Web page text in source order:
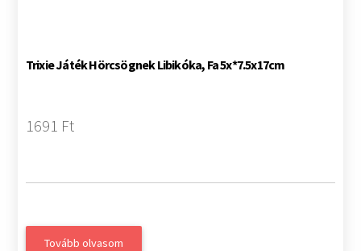
Trixie Játék Hörcsögnek Libikóka, Fa 5x*7.5x17cm
1691 Ft
Tovább olvasom